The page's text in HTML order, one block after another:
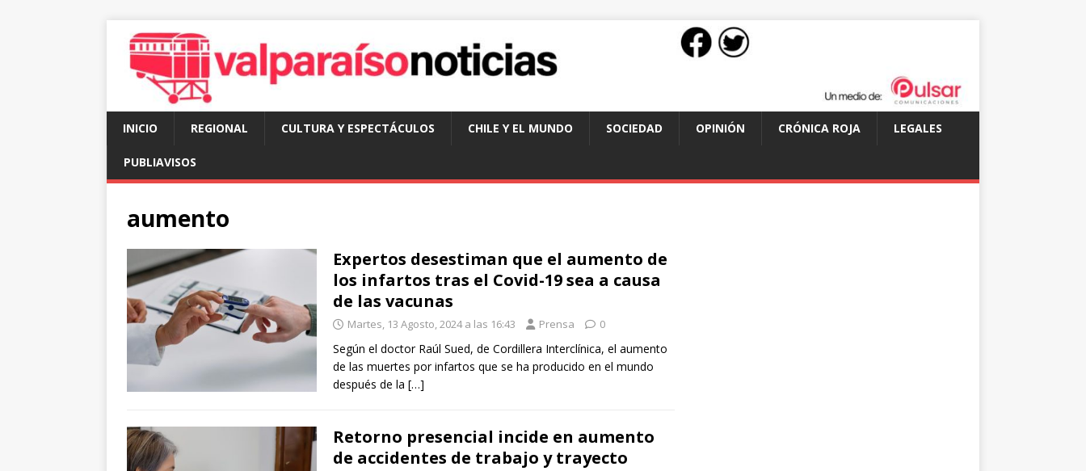
INICIO REGIONAL CULTURA Y ESPECTÁCULOS CHILE Y EL MUNDO SOCIEDAD OPINIÓN CRÓNICA ROJA LEGALES
PUBLIAVISOS
aumento
Expertos desestiman que el aumento de
los infartos tras el Covid-19 sea a causa
de las vacunas
Martes, 13 Agosto, 2024 a las 16:43 Prensa 0
Según el doctor Raúl Sued, de Cordillera Interclínica, el aumento
de las muertes por infartos que se ha producido en el mundo
después de la […]
Retorno presencial incide en aumento
de accidentes de trabajo y trayecto